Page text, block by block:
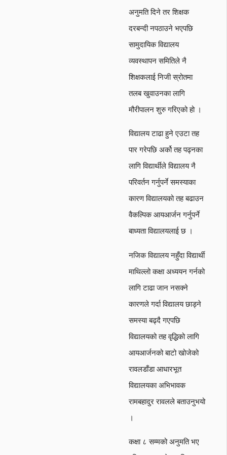
अनुमति दिने तर शिक्षक
दरबन्दी नपठाउने भएपछि
सामुदायिक विद्यालय
व्यवस्थापन समितिले नै
शिक्षकलाई निजी स्रोतमा
तलब खुवाउनका लागि
मौरीपालन शुरु गरिएको हो ।
विद्यालय टाढा हुने एउटा तह
पार गरेपछि अर्को तह पढ्नका
लागि विद्यार्थीले विद्यालय नै
परिवर्तन गर्नुपर्ने समस्याका
कारण विद्यालयको तह बढाउन
वैकल्पिक आयआर्जन गर्नुपर्ने
बाध्यता विद्यालयलाई छ ।
नजिक विद्यालय नहुँदा विद्यार्थी
माथिल्लो कक्षा अध्ययन गर्नको
लागि टाढा जान नसक्ने
कारणले गर्दा विद्यालय छाड्ने
समस्या बढ्दै गएपछि
विद्यालयको तह वृद्धिको लागि
आयआर्जनको बाटो खोजेको
रावलडाँडा आधारभूत
विद्यालयका अभिभावक
रामबहादुर रावलले बताउनुभयो
।
कक्षा ८ सम्मको अनुमति भए